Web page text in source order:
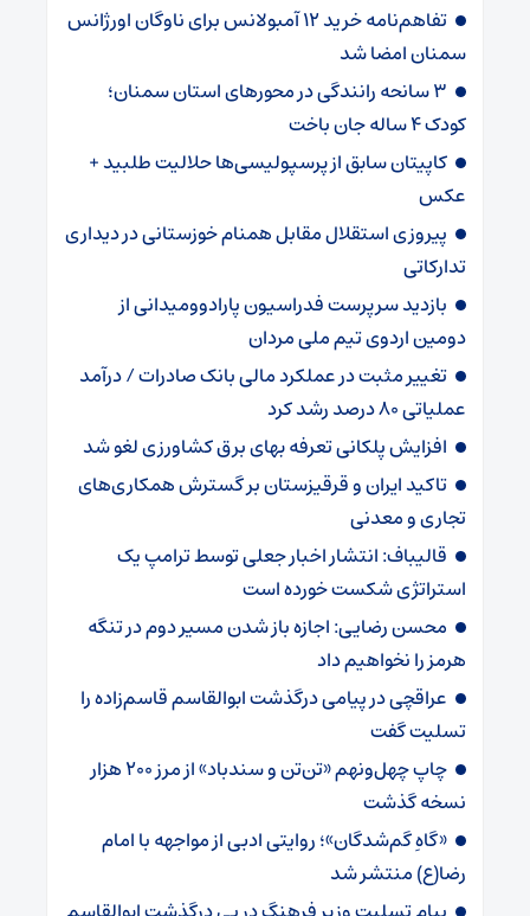
تفاهم‌نامه خرید ۱۲ آمبولانس برای ناوگان اورژانس
سمنان امضا شد
۳ سانحه رانندگی در محورهای استان سمنان؛
کودک ۴ ساله جان باخت
کاپیتان سابق از پرسپولیسی‌ها حلالیت طلبید +
عکس
پیروزی استقلال مقابل همنام خوزستانی در دیداری
تدارکاتی
بازدید سرپرست فدراسیون پارادوومیدانی از
دومین اردوی تیم ملی مردان
تغییر مثبت در عملکرد مالی بانک صادرات / درآمد
عملیاتی ۸۰ درصد رشد کرد
افزایش پلکانی تعرفه بهای برق کشاورزی لغو شد
تاکید ایران و قرقیزستان بر گسترش همکاری‌های
تجاری و معدنی
قالیباف: انتشار اخبار جعلی توسط ترامپ یک
استراتژی شکست خورده است
محسن رضایی: اجازه باز شدن مسیر دوم در تنگه
هرمز را نخواهیم داد
عراقچی در پیامی درگذشت ابوالقاسم قاسم‌زاده را
تسلیت گفت
چاپ چهل‌ونهم «تن‌تن و سندباد» از مرز ۲۰۰ هزار
نسخه گذشت
«گاهِ گم‌شدگان»؛ روایتی ادبی از مواجهه با امام
رضا(ع) منتشر شد